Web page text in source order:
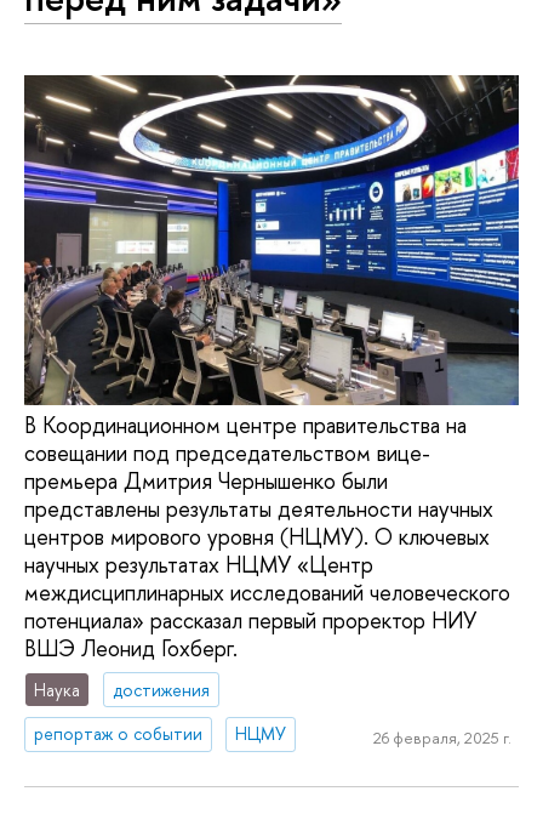
В Координационном центре правительства на
совещании под председательством вице-
премьера Дмитрия Чернышенко были
представлены результаты деятельности научных
центров мирового уровня (НЦМУ). О ключевых
научных результатах НЦМУ «Центр
междисциплинарных исследований человеческого
потенциала» рассказал первый проректор НИУ
ВШЭ Леонид Гохберг.
Наука
достижения
репортаж о событии
НЦМУ 26 февраля, 2025 г.